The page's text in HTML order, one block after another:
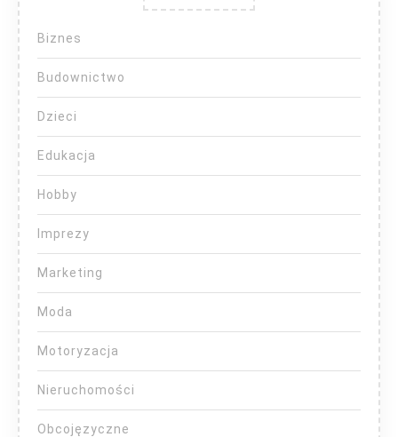
Biznes
Budownictwo
Dzieci
Edukacja
Hobby
Imprezy
Marketing
Moda
Motoryzacja
Nieruchomości
Obcojęzyczne